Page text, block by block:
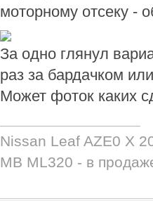
моторному отсеку -
За одно глянул
раз за бардачком
Может фоток каких
Nissan Leaf AZE0 X
MB ML320 - в